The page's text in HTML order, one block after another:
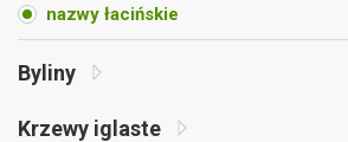
nazwy łacińskie
Byliny
Krzewy iglaste